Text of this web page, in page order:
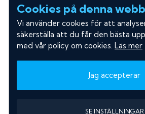
Cookies på denna
Vi använder cookies för att
säkerställa att du får den bästa
med vår policy om cookies. Läs mer
Jag accepterar
SE INSTÄLLNINGAR